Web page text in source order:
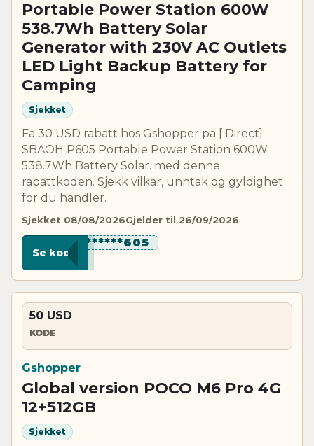
Portable Power Station 600W
538.7Wh Battery Solar
Generator with 230V AC Outlets
LED Light Backup Battery for
Camping
Sjekket
Fa 30 USD rabatt hos Gshopper pa [ Direct]
SBAOH P605 Portable Power Station 600W
538.7Wh Battery Solar. med denne
rabattkoden. Sjekk vilkar, unntak og gyldighet
for du handler.
Sjekket 08/08/2026Gjelder til 26/09/2026
********605
Se kode
50 USD
KODE
Gshopper
Global version POCO M6 Pro 4G
12+512GB
Sjekket